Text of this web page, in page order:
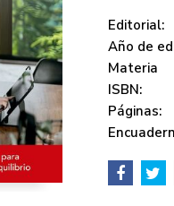
Editorial:
Año de
Materia
ISBN:
Páginas: